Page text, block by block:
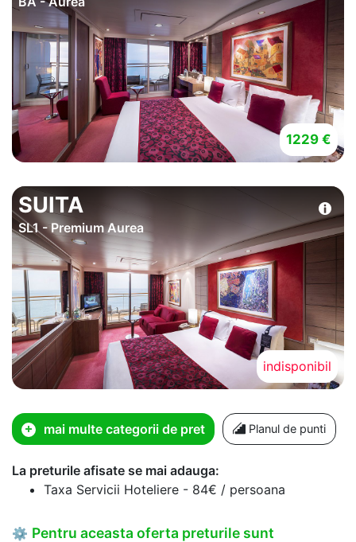
1229 €
SUITA
SL1 - Premium Aurea
indisponibil
mai multe categorii de pret Planul de punti
La preturile afisate se mai adauga:
Taxa Servicii Hoteliere - 84€ / persoana
⚙ Pentru aceasta oferta preturile sunt